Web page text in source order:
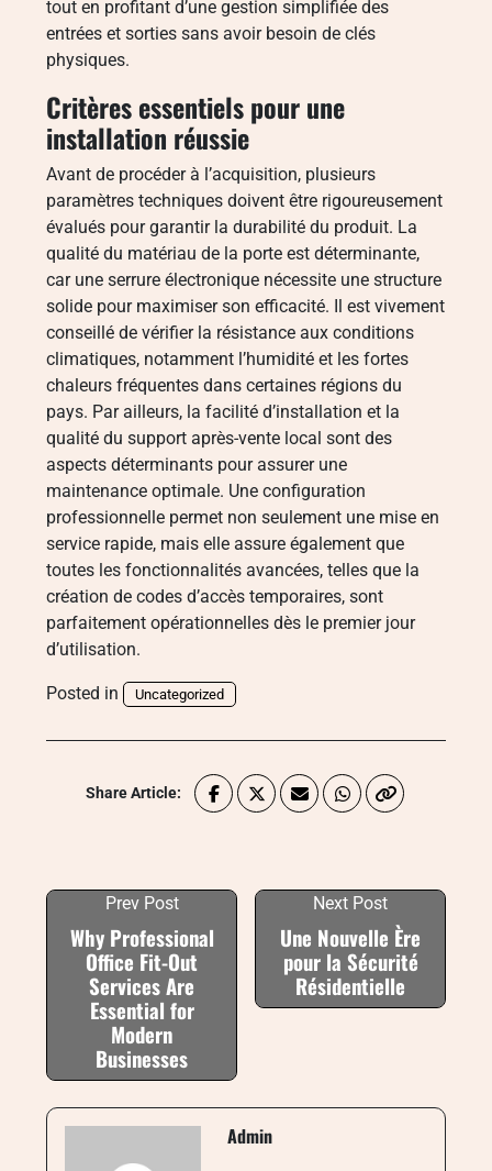
tout en profitant d’une gestion simplifiée des
entrées et sorties sans avoir besoin de clés
physiques.
Critères essentiels pour une
installation réussie
Avant de procéder à l’acquisition, plusieurs
paramètres techniques doivent être rigoureusement
évalués pour garantir la durabilité du produit. La
qualité du matériau de la porte est déterminante,
car une serrure électronique nécessite une structure
solide pour maximiser son efficacité. Il est vivement
conseillé de vérifier la résistance aux conditions
climatiques, notamment l’humidité et les fortes
chaleurs fréquentes dans certaines régions du
pays. Par ailleurs, la facilité d’installation et la
qualité du support après-vente local sont des
aspects déterminants pour assurer une
maintenance optimale. Une configuration
professionnelle permet non seulement une mise en
service rapide, mais elle assure également que
toutes les fonctionnalités avancées, telles que la
création de codes d’accès temporaires, sont
parfaitement opérationnelles dès le premier jour
d’utilisation.
Posted in Uncategorized
Share Article:
Prev Post
Why Professional
Office Fit-Out
Services Are
Essential for
Modern
Businesses
Next Post
Une Nouvelle Ère
pour la Sécurité
Résidentielle
Admin